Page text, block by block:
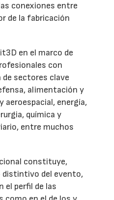
conexiones entre
de la fabricación
en el marco de
con
de sectores clave
alimentación y
aeroespacial, energía,
química y
entre muchos
constituye,
distintivo del evento,
el perfil de las